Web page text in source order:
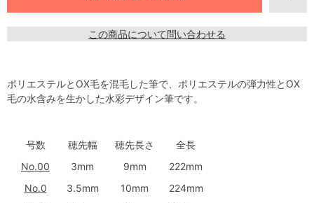
この商品について問い合わせる
ポリエステルとOX毛を混毛した筆で、ポリエステルの弾力性とOX
毛の水含みを生かした水彩デザイン筆です。
号数 穂先幅 穂先長さ
全長
No.00
3mm 9mm
222mm
No.0
3.5mm 10mm
224mm